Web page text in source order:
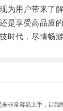
用户带来了解
享受高品质的
代，尽情畅游
非常容易上手，让